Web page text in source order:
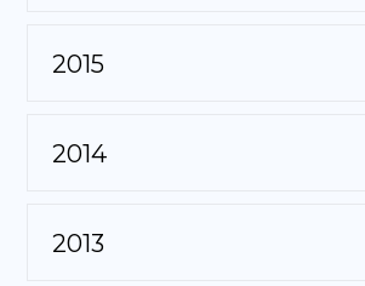
2015
2014
2013